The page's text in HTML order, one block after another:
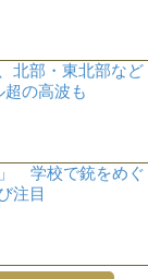
北部・東北部など
の高波も
学校で銃をめぐ
注目